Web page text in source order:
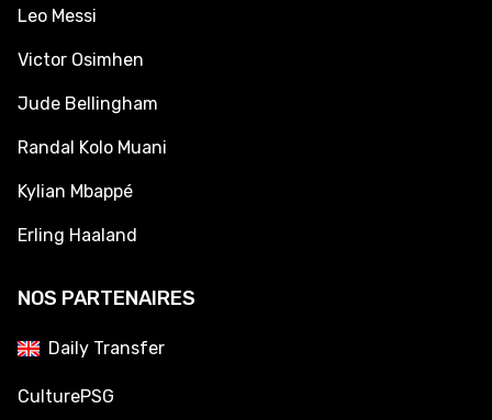
Leo Messi
Victor Osimhen
Jude Bellingham
Randal Kolo Muani
Kylian Mbappé
Erling Haaland
NOS PARTENAIRES
Daily Transfer
CulturePSG